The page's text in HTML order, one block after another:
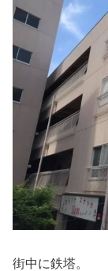
街中に鉄塔。